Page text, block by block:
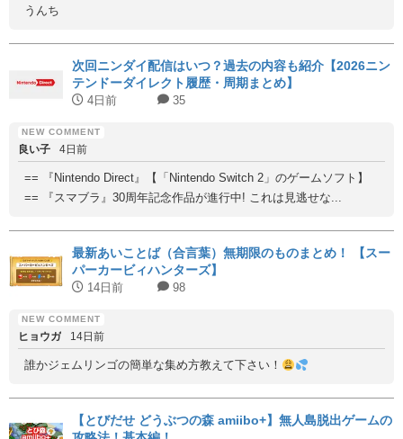
うんち
次回ニンダイ配信はいつ？過去の内容も紹介【2026ニン
テンドーダイレクト履歴・周期まとめ】
4日前 35
良い子 4日前
== 『Nintendo Direct』【「Nintendo Switch 2」のゲームソフト】
== 『スマブラ』30周年記念作品が進行中! これは見逃せな...
最新あいことば（合言葉）無期限のものまとめ！ 【スー
パーカービィハンターズ】
14日前 98
ヒョウガ 14日前
誰かジェムリンゴの簡単な集め方教えて下さい！
【とびだせ どうぶつの森 amiibo+】無人島脱出ゲームの